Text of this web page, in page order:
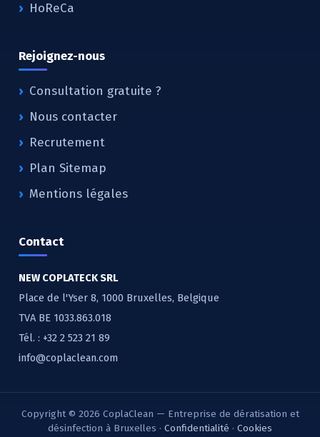
HoReCa
Rejoignez-nous
Consultation gratuite ?
Nous contacter
Recrutement
Plan Sitemap
Mentions légales
Contact
NEW COPLATECK SRL
Place de l'Yser 8, 1000 Bruxelles, Belgique
TVA BE 1033.863.018
Tél. : +32 2 523 21 89
info@coplaclean.com
Copyright © 2026 CoplaClean — Entreprise de dératisation et
désinfection à Bruxelles · Confidentialité · Cookies